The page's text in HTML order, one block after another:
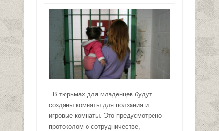
В тюрьмах для младенцев будут
созданы комнаты для ползания и
игровые комнаты. Это предусмотрено
протоколом о сотрудничестве,